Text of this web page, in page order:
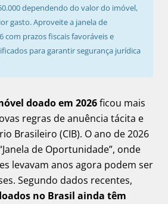
dependendo do valor do imóvel,
gasto. Aproveite a janela de
com prazos fiscais favoráveis e
para garantir segurança jurídica
doado em 2026ficou mais
regras de anuência tácita e
Brasileiro (CIB). O ano de 2026
de Oportunidade”, onde
levavam anos agora podem ser
Segundo dados recentes,
no Brasil ainda têm